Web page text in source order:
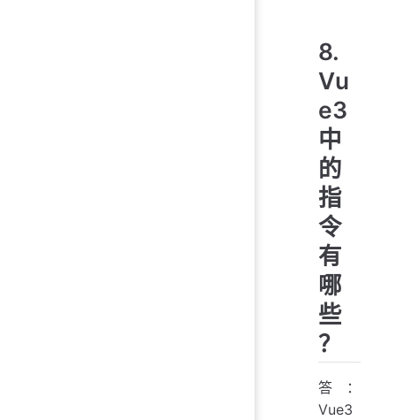
8.
Vu
e3
中
的
指
令
有
哪
些
？
答：
Vue3